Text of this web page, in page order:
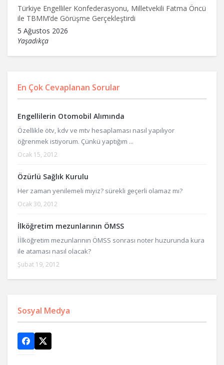
Türkiye Engelliler Konfederasyonu, Milletvekili Fatma Öncü
ile TBMM’de Görüşme Gerçekleştirdi
5 Ağustos 2026
Yaşadıkça
En Çok Cevaplanan Sorular
Engellilerin Otomobil Alımında
Özellikle ötv, kdv ve mtv hesaplaması nasıl yapılıyor
öğrenmek istiyorum. Çünkü yaptığım ...
Ocak 15, 2012
Özürlü Sağlık Kurulu
Her zaman yenilemeli miyiz? sürekli geçerli olamaz mı?
Ocak 30, 2012
İlköğretim mezunlarının ÖMSS
İİlköğretim mezunlarının ÖMSS sonrası noter huzurunda kura
ile ataması nasıl olacak?
Şubat 19, 2012
Sosyal Medya